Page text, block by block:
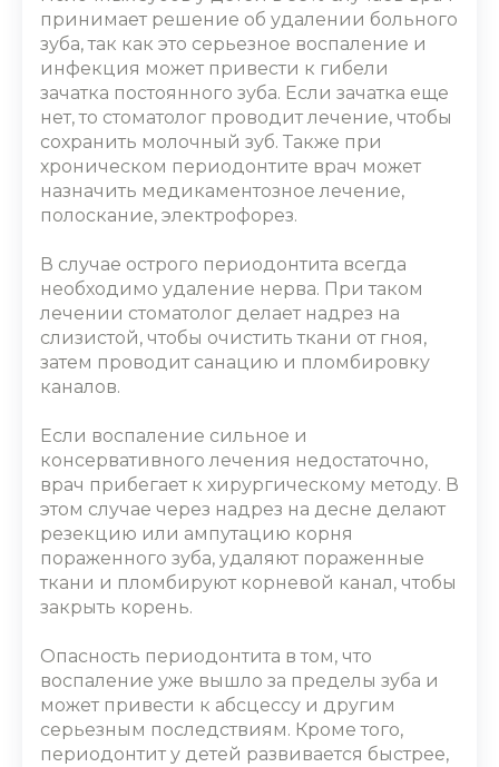
принимает решение об удалении больного
зуба, так как это серьезное воспаление и
инфекция может привести к гибели
зачатка постоянного зуба. Если зачатка еще
нет, то стоматолог проводит лечение, чтобы
сохранить молочный зуб. Также при
хроническом периодонтите врач может
назначить медикаментозное лечение,
полоскание, электрофорез.
В случае острого периодонтита всегда
необходимо удаление нерва. При таком
лечении стоматолог делает надрез на
слизистой, чтобы очистить ткани от гноя,
затем проводит санацию и пломбировку
каналов.
Если воспаление сильное и
консервативного лечения недостаточно,
врач прибегает к хирургическому методу. В
этом случае через надрез на десне делают
резекцию или ампутацию корня
пораженного зуба, удаляют пораженные
ткани и пломбируют корневой канал, чтобы
закрыть корень.
Опасность периодонтита в том, что
воспаление уже вышло за пределы зуба и
может привести к абсцессу и другим
серьезным последствиям. Кроме того,
периодонтит у детей развивается быстрее,